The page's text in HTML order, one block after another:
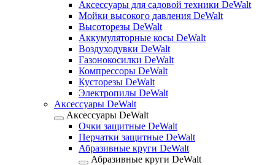
Аксессуары для садовой техники DeWalt
Мойки высокого давления DeWalt
Высоторезы DeWalt
Аккумуляторные косы DeWalt
Воздуходувки DeWalt
Газонокосилки DeWalt
Компрессоры DeWalt
Кусторезы DeWalt
Электропилы DeWalt
Аксессуары DeWalt
Аксессуары DeWalt
Очки защитные DeWalt
Перчатки защитные DeWalt
Абразивные круги DeWalt
Абразивные круги DeWalt